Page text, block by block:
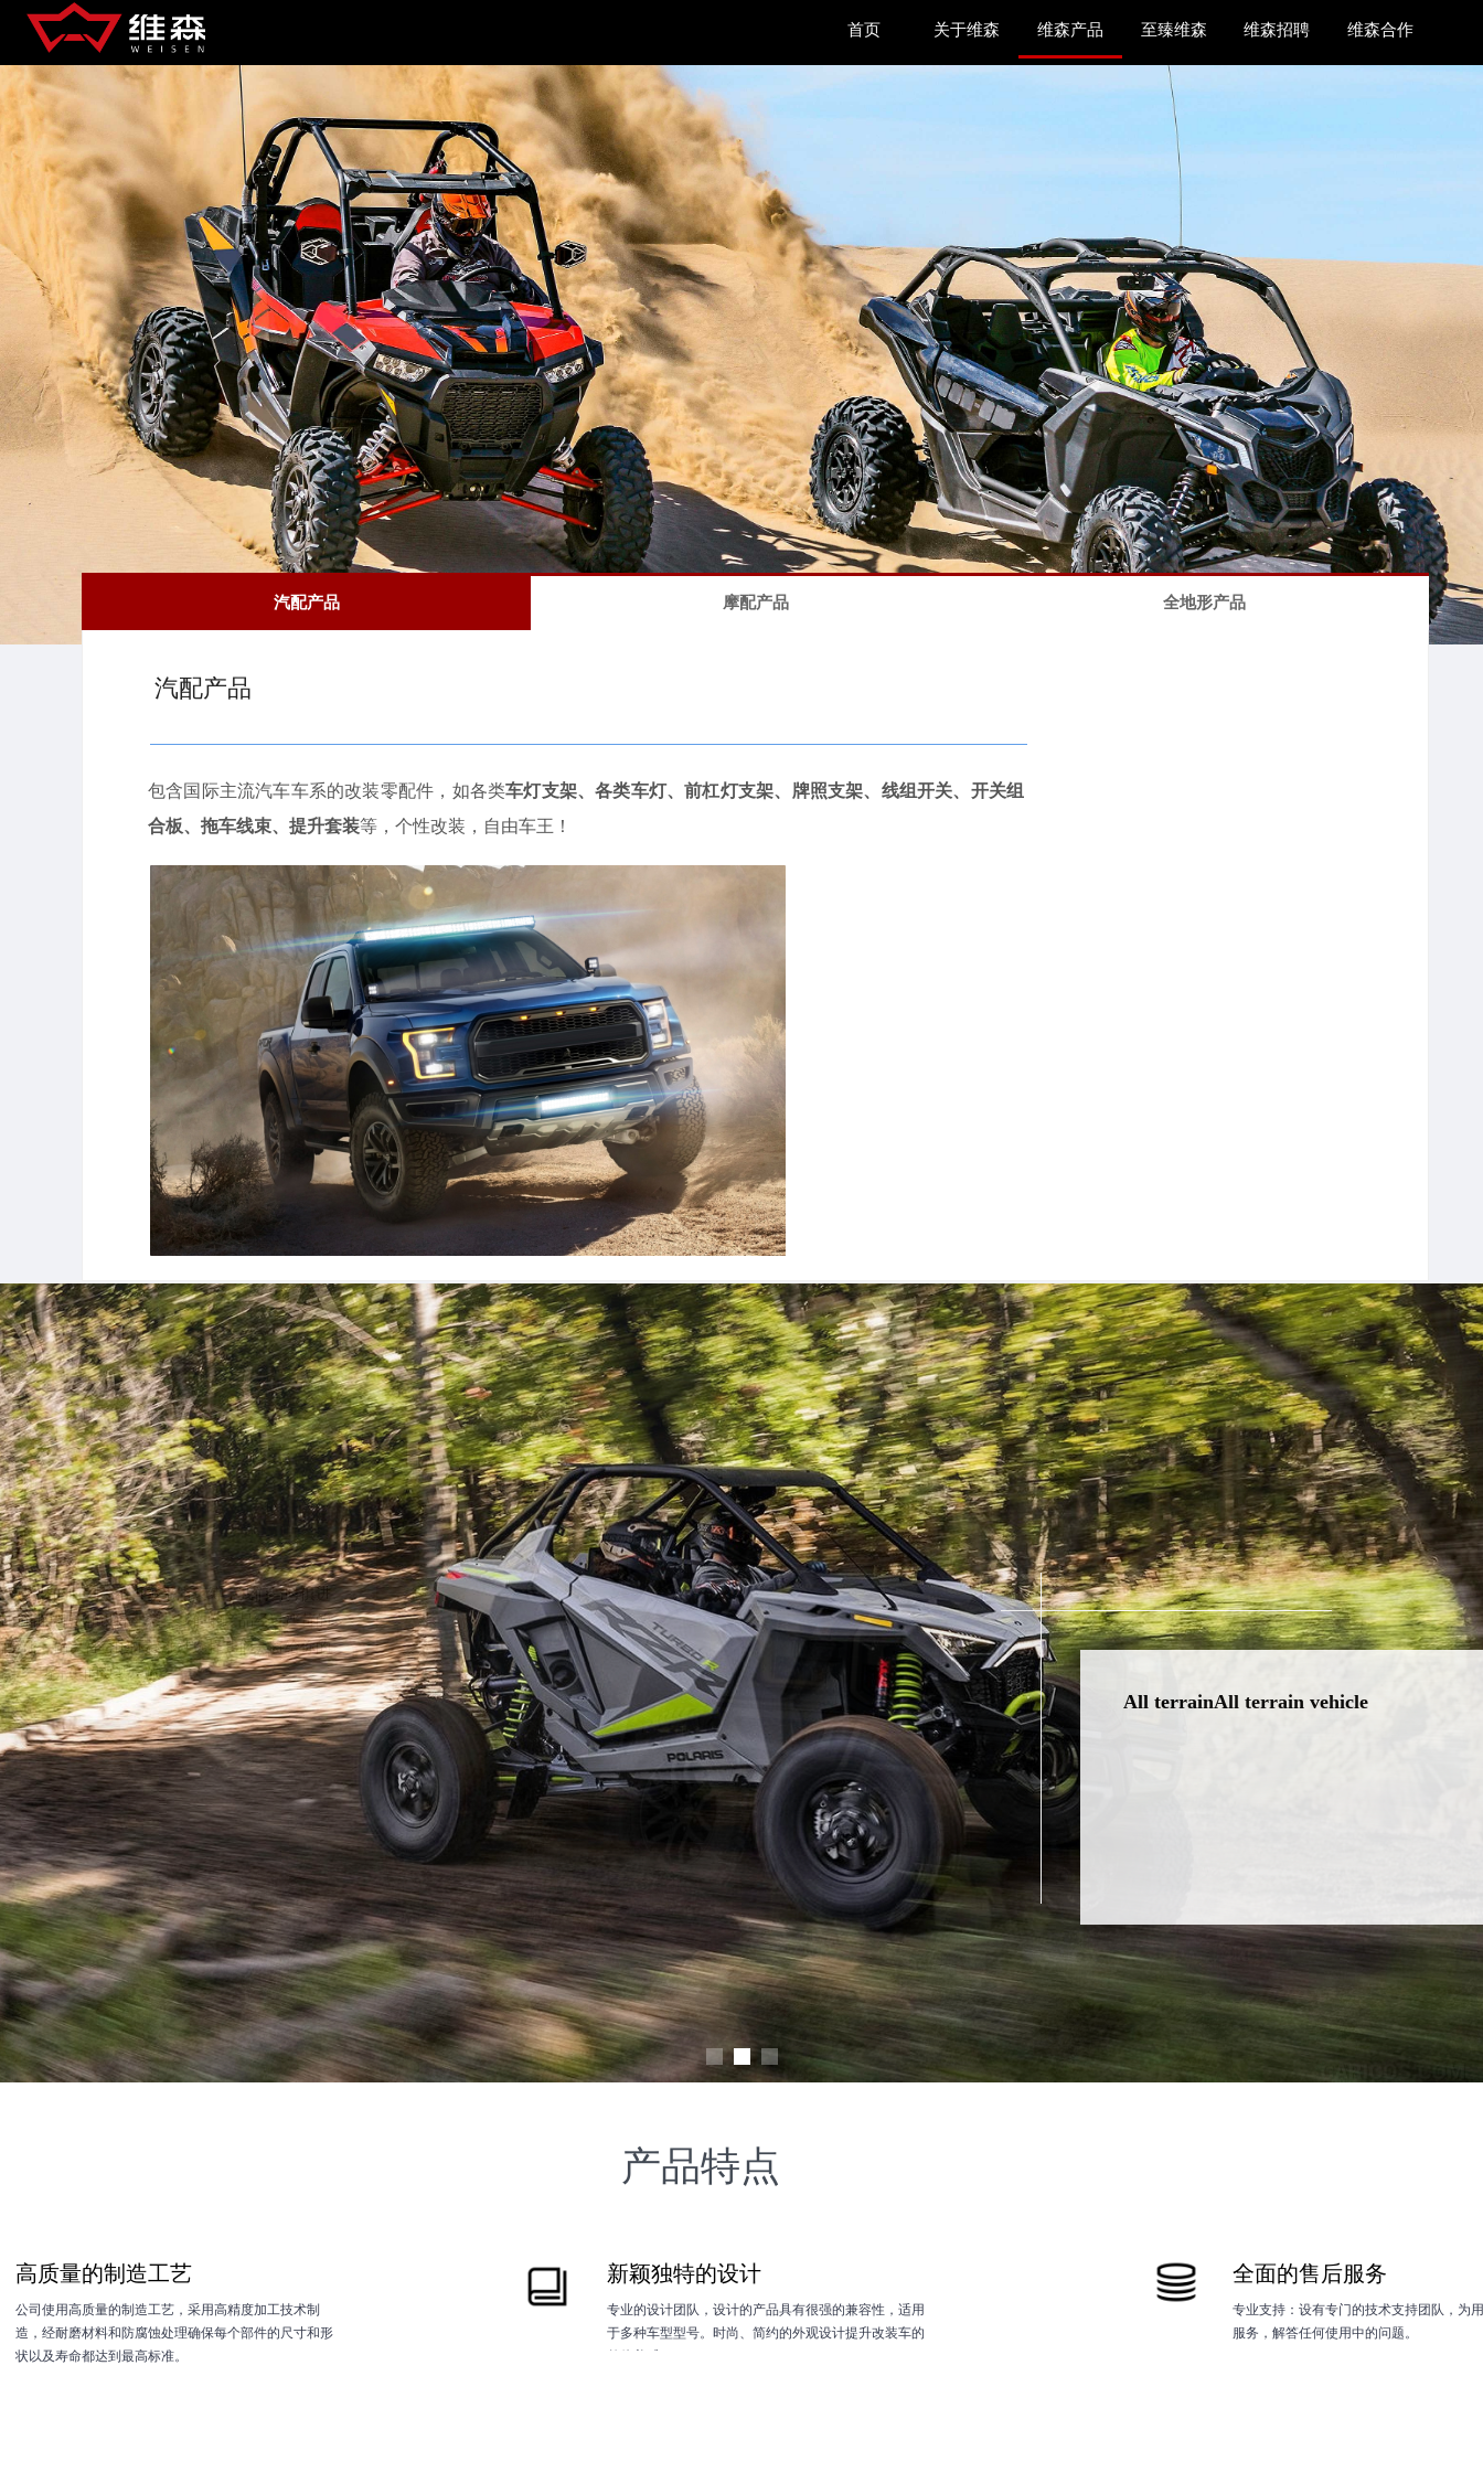
首页 关于维森 维森产品 至臻维森 维森招聘 维森合作
汽配产品 摩配产品 全地形产品
汽配产品
包含国际主流汽车车系的改装零配件，如各类车灯支架、各类车灯、前杠灯支架、牌照支架、线组开关、开关组
合板、拖车线束、提升套装等，个性改装，自由车王！
All terrainAll terrain vehicle
全地形车配件在户外探险和越野活动中扮演着至关
重要的角色。为了满足不同场景的需求，我们提供
了一系列高性能、高可靠性的配件，确保您的全地
形车在各种复杂地形中都能表现出色。
全地形配件
高质量的制造工艺
公司使用高质量的制造工艺，采用高精度加工技术制
造，经耐磨材料和防腐蚀处理确保每个部件的尺寸和形
状以及寿命都达到最高标准。
新颖独特的设计
专业的设计团队，设计的产品具有很强的兼容性，适用
于多种车型型号。时尚、简约的外观设计提升改装车的
整体美感。
全面的售后服务
专业支持：设有专门的技术支持团队，为
服务，解答任何使用中的问题。
产品特点